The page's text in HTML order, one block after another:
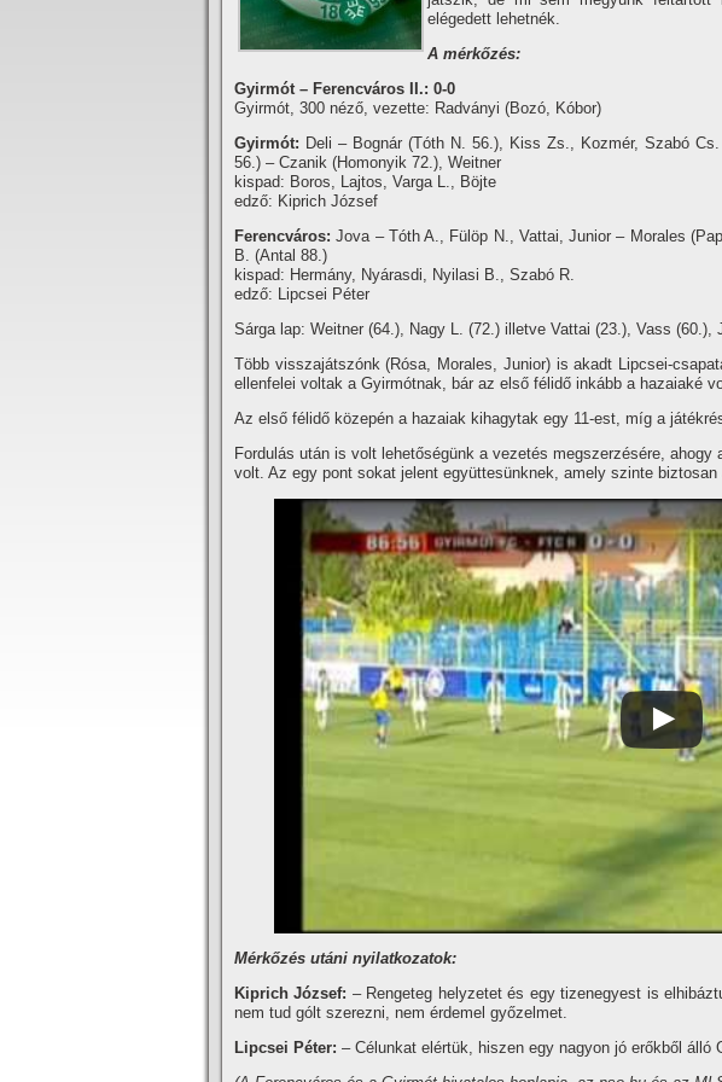
elégedett lehetnék.
A mérkőzés:
Gyirmót – Ferencváros II.: 0-0
Gyirmót, 300 néző, vezette: Radványi (Bozó, Kóbor)
Gyirmót: Deli – Bognár (Tóth N. 56.), Kiss Zs., Kozmér, Szabó
56.) – Czanik (Homonyik 72.), Weitner
kispad: Boros, Lajtos, Varga L., Böjte
edző: Kiprich József
Ferencváros:Jova – Tóth A., Fülöp N., Vattai, Junior – Morales
B. (Antal 88.)
kispad: Hermány, Nyárasdi, Nyilasi B., Szabó R.
edző: Lipcsei Péter
Sárga lap: Weitner (64.), Nagy L. (72.) illetve Vattai (23.), Vass (60.),
Több visszajátszónk (Rósa, Morales, Junior) is akadt Lipcsei-
ellenfelei voltak a Gyirmótnak, bár az első félidő inkább a hazaiaké
Az első félidő közepén a hazaiak kihagytak egy 11-est, mí­g a
Fordulás után is volt lehetőségünk a vezetés megszerzésére,
volt. Az egy pont sokat jelent együttesünknek, amely szinte
Mérkőzés utáni nyilatkozatok:
Kiprich József: – Rengeteg helyzetet és egy tizenegyest is
nem tud gólt szerezni, nem érdemel győzelmet.
Lipcsei Péter: – Célunkat elértük, hiszen egy nagyon jó erőkből